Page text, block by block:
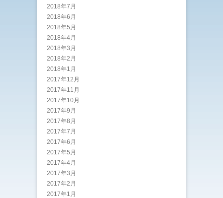
2018年7月
2018年6月
2018年5月
2018年4月
2018年3月
2018年2月
2018年1月
2017年12月
2017年11月
2017年10月
2017年9月
2017年8月
2017年7月
2017年6月
2017年5月
2017年4月
2017年3月
2017年2月
2017年1月